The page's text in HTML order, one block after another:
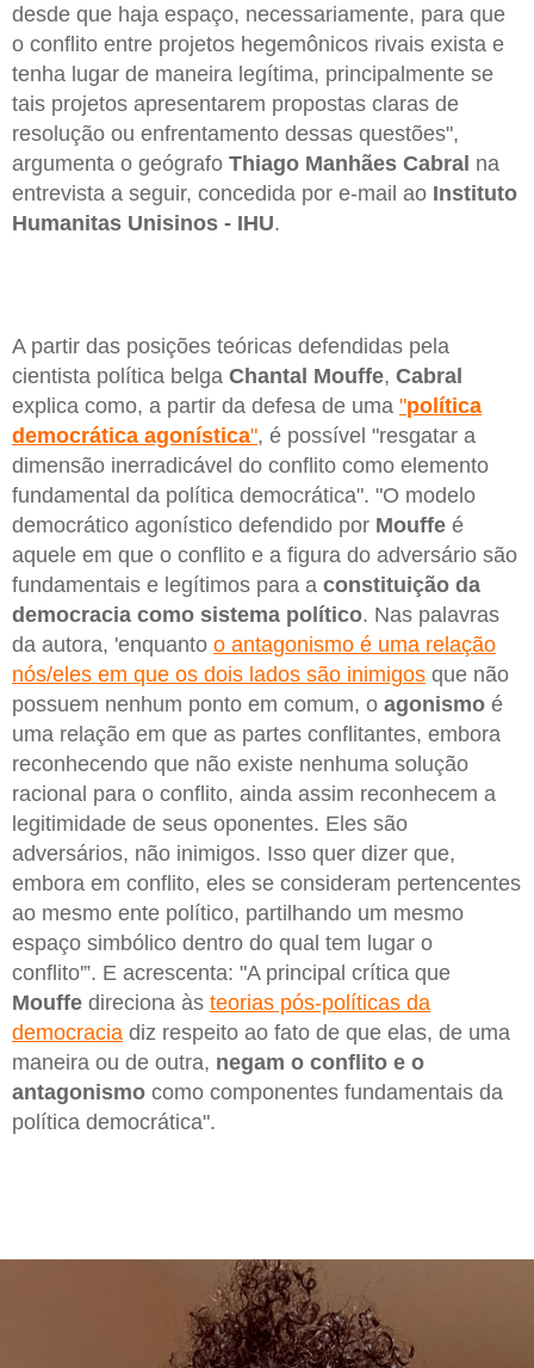
desde que haja espaço, necessariamente, para que
o conflito entre projetos hegemônicos rivais exista e
tenha lugar de maneira legítima, principalmente se
tais projetos apresentarem propostas claras de
resolução ou enfrentamento dessas questões",
argumenta o geógrafo Thiago Manhães Cabral na
entrevista a seguir, concedida por e-mail ao Instituto
Humanitas Unisinos - IHU.
A partir das posições teóricas defendidas pela
cientista política belga Chantal Mouffe, Cabral
explica como, a partir da defesa de uma "política
democrática agonística", é possível "resgatar a
dimensão inerradicável do conflito como elemento
fundamental da política democrática". "O modelo
democrático agonístico defendido por Mouffe é
aquele em que o conflito e a figura do adversário são
fundamentais e legítimos para a constituição da
democracia como sistema político. Nas palavras
da autora, 'enquanto o antagonismo é uma relação
nós/eles em que os dois lados são inimigos que não
possuem nenhum ponto em comum, o agonismo é
uma relação em que as partes conflitantes, embora
reconhecendo que não existe nenhuma solução
racional para o conflito, ainda assim reconhecem a
legitimidade de seus oponentes. Eles são
adversários, não inimigos. Isso quer dizer que,
embora em conflito, eles se consideram pertencentes
ao mesmo ente político, partilhando um mesmo
espaço simbólico dentro do qual tem lugar o
conflito'”. E acrescenta: "A principal crítica que
Mouffe direciona às teorias pós-políticas da
democracia diz respeito ao fato de que elas, de uma
maneira ou de outra, negam o conflito e o
antagonismo como componentes fundamentais da
política democrática".